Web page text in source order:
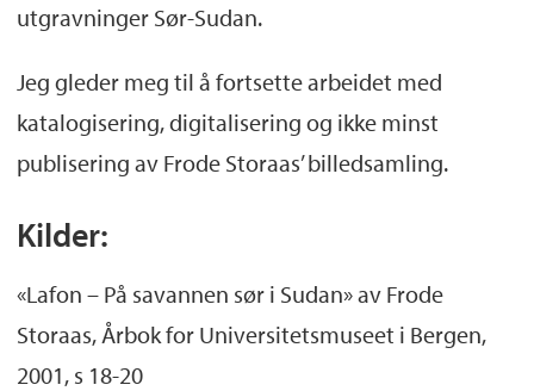
utgravninger Sør-Sudan.
Jeg gleder meg til å fortsette arbeidet med
katalogisering, digitalisering og ikke minst
publisering av Frode Storaas’ billedsamling.
Kilder:
«Lafon – På savannen sør i Sudan» av Frode
Storaas, Årbok for Universitetsmuseet i Bergen,
2001, s 18-20